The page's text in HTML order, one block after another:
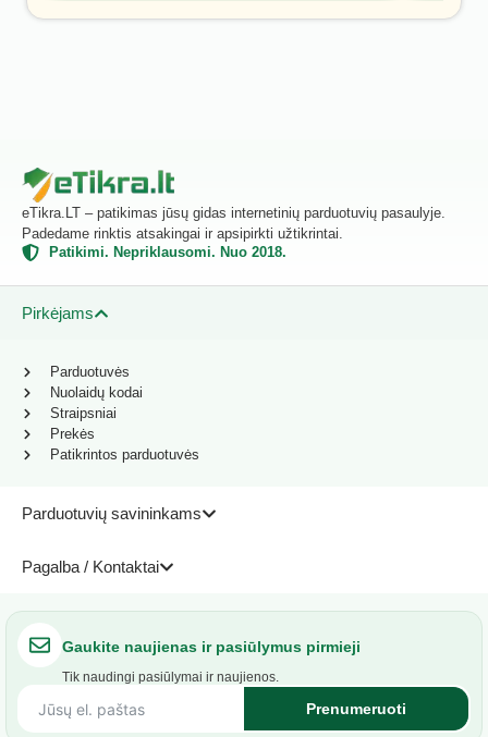
eTikra.LT – patikimas jūsų gidas internetinių parduotuvių pasaulyje.
Padedame rinktis atsakingai ir apsipirkti užtikrintai.
Patikimi. Nepriklausomi. Nuo 2018.
Pirkėjams
Parduotuvių savininkams
Pagalba / Kontaktai
Parduotuvės
Nuolaidų kodai
Straipsniai
Prekės
Patikrintos parduotuvės
Gaukite naujienas ir pasiūlymus pirmieji
Tik naudingi pasiūlymai ir naujienos.
Prenumeruoti